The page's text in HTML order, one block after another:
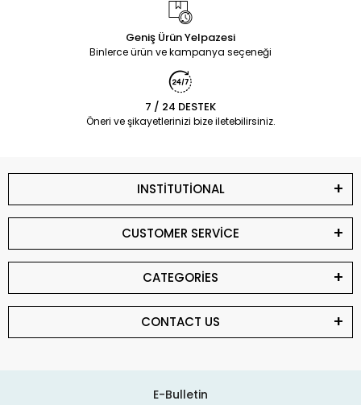
Geniş Ürün Yelpazesi
Binlerce ürün ve kampanya seçeneği
7 / 24 DESTEK
Öneri ve şikayetlerinizi bize iletebilirsiniz.
INSTİTUTİONAL
CUSTOMER SERVİCE
CATEGORİES
CONTACT US
E-Bulletin